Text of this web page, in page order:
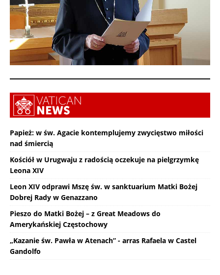
Papież: w św. Agacie kontemplujemy zwycięstwo miłości
nad śmiercią
Kościół w Urugwaju z radością oczekuje na pielgrzymkę
Leona XIV
Leon XIV odprawi Mszę św. w sanktuarium Matki Bożej
Dobrej Rady w Genazzano
Pieszo do Matki Bożej – z Great Meadows do
Amerykańskiej Częstochowy
„Kazanie św. Pawła w Atenach” - arras Rafaela w Castel
Gandolfo